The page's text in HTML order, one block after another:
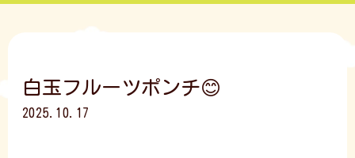
白玉フルーツポンチ😊
2025.10.17